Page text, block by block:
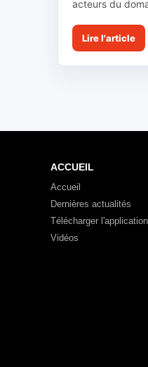
acteurs du
Lire l'article
ACCUEIL
Accueil
Dernières actualités
Télécharger
Vidéos